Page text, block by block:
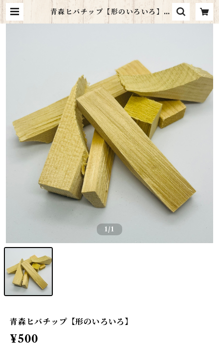
青森ヒバチップ【形のいろいろ】 |
木・花・咲・mocca.sac
1/1
青森ヒバチップ【形のいろいろ】
¥500